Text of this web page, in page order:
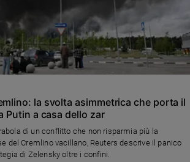
la svolta asimmetrica che porta il
a casa dello zar
di un conflitto che non risparmia più la
del Cremlino vacillano, Reuters descrive il panico
di Zelensky oltre i confini.